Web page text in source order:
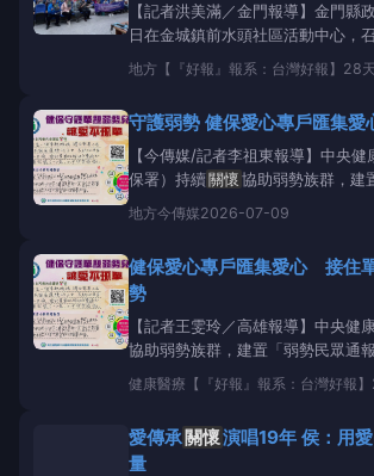
【記者洪美滿／金門報導】金門縣
日在金城鎮前水頭社區活動中心，
季社區照顧
關懷
據點及巷弄長照站
育訓練」。本次會議由社會處處長
度熱情齊聚一堂。國立臺北大學高
地方 【『好報』報系：台灣好報】 28
守護弱勢 健保愛心專戶匯集愛
【今傳媒/記者李祖東報導】中央
保署）持續關懷協助弱勢族群，建
平台」更即時掌握需要介入協助的
屏業務組每年主動與轄區高雄、屏
局立案的特殊境遇、急難紓困、長
單親扶養未成
地方今傳媒2026-07-09
健保愛心專戶匯集愛心 接住
勢
【記者王雯玲／高雄報導】中央健
協助弱勢族群，建置「弱勢民眾通
需要介入協助的弱勢家庭。健保署
與轄區高雄、屏東、澎湖三縣市政
遇、急難紓困、長照失能、身心障
健康醫療 【『好報』報系：台灣好報】
愛傳承關懷演唱19年 侯：用愛串連社會溫暖力
量